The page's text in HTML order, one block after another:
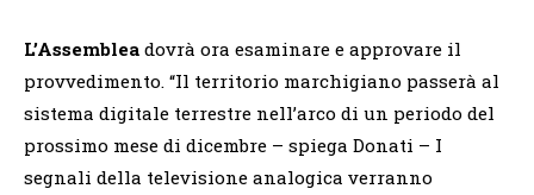
L’Assemblea dovrà ora esaminare e approvare il
provvedimento. “Il territorio marchigiano passerà al
sistema digitale terrestre nell’arco di un periodo del
prossimo mese di dicembre – spiega Donati – I
segnali della televisione analogica verranno